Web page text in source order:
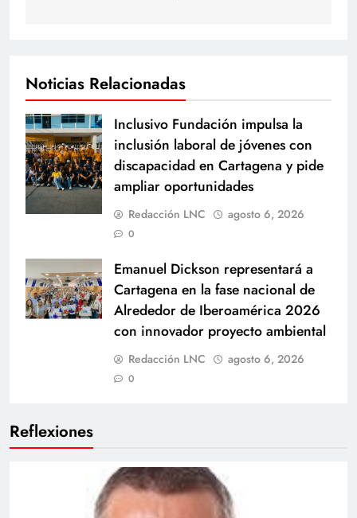
Reflexiones
Noticias Relacionadas
Inclusivo Fundación impulsa la
inclusión laboral de jóvenes con
discapacidad en Cartagena y pide
ampliar oportunidades
Redacción LNC agosto 6, 2026
0
Emanuel Dickson representará a
Cartagena en la fase nacional de
Alrededor de Iberoamérica 2026
con innovador proyecto ambiental
Redacción LNC agosto 6, 2026
0